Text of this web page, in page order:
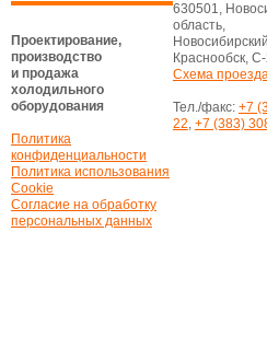
Проектирование,
производство
и продажа
холодильного
оборудования
Политика
конфиденциальности
Политика использования
Cookie
Согласие на обработку
персональных данных
630501,
область,
Краснообск,
Схема
Тел./факс: +7
22, +7 (383)